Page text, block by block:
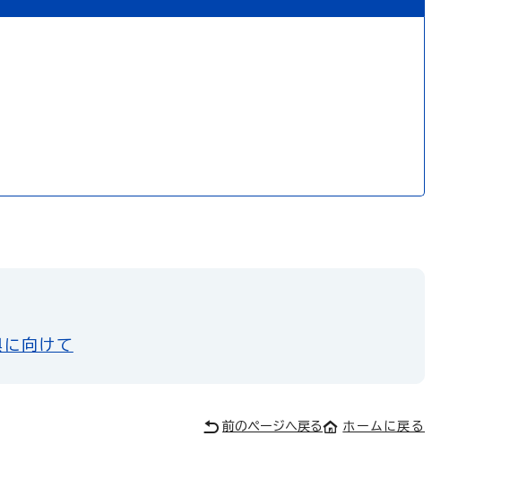
に向けて
前のページへ戻る ホームに戻る